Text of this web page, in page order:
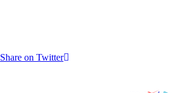
Share on Twitter